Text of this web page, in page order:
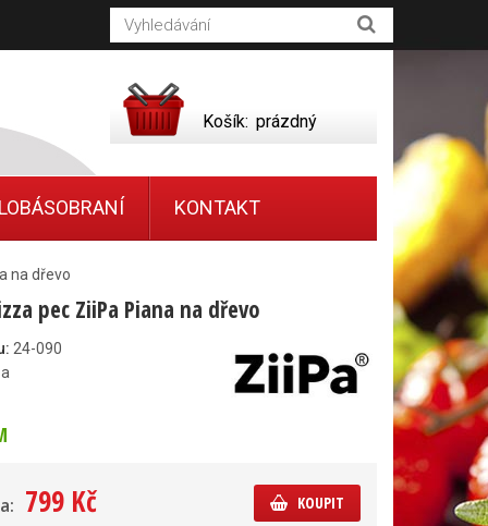
na dřevo
pec ZiiPa Piana na dřevo
24-090
799 Kč KOUPIT
Košík: prázdný
KONTAKT